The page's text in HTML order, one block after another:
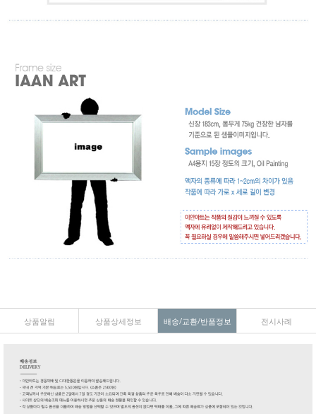
상품알림 상품상세정보 배송/교환/반품정보 전시사례